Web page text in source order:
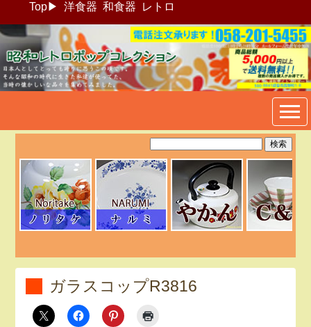
Top▶ 洋食器 和食器 レトロ
昭和レトロポップ食器生活雑
貨通販＠フリマート
ガラスコップR3816